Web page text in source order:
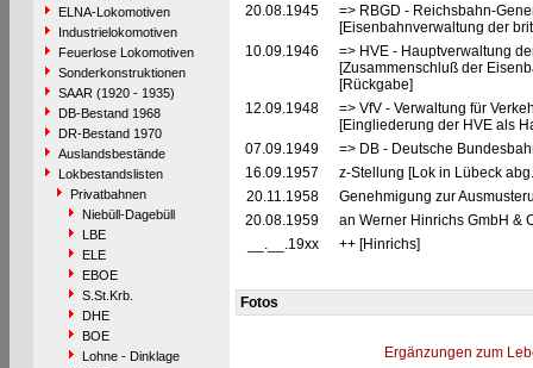
ELNA-Lokomotiven
Industrielokomotiven
Feuerlose Lokomotiven
Sonderkonstruktionen
SAAR (1920 - 1935)
DB-Bestand 1968
DR-Bestand 1970
Auslandsbestände
Lokbestandslisten
Privatbahnen
Niebüll-Dagebüll
LBE
ELE
EBOE
S.St.Krb.
DHE
BOE
Lohne - Dinklage
20.08.1945
=> RBGD - Reichsbahn-
[Eisenbahnverwaltung der
10.09.1946
=> HVE - Hauptverwaltung
[Zusammenschluß der
[Rückgabe]
12.09.1948
=> VfV - Verwaltung für
[Eingliederung der HVE als
07.09.1949
=> DB - Deutsche
16.09.1957
z-Stellung [Lok in Lübeck
20.11.1958
Genehmigung zur
20.08.1959
an Werner Hinrichs GmbH &
__.__.19xx
++ [Hinrichs]
Fotos
Ergänzungen zum